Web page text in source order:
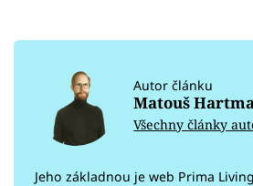
Autor článku
Matouš
Všechny články
Jeho základnou je web Prima